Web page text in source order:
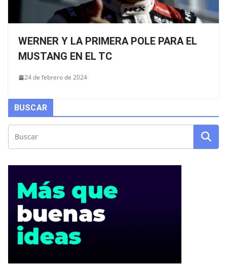
WERNER Y LA PRIMERA POLE PARA EL
MUSTANG EN EL TC
24 de febrero de 2024
BUSCAR